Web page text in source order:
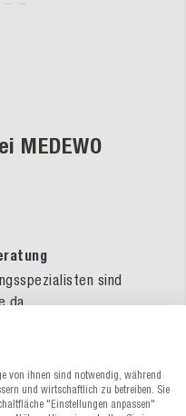
MEDEWO
sind
da
sichere
von ihnen sind notwendig, während
und wirtschaftlich zu betreiben. Sie
"Einstellungen anpassen"